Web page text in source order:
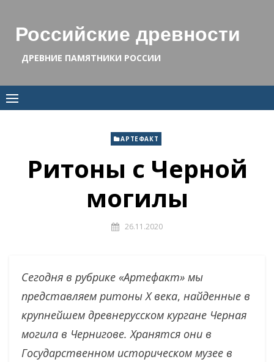
contentРоссийские древности
ДРЕВНИЕ ПАМЯТНИКИ РОССИИ
АРТЕФАКТ
Ритоны с Черной
могилы
26.11.2020
Сегодня в рубрике «Артефакт» мы
представляем ритоны Х века, найденные в
крупнейшем древнерусском кургане Черная
могила в Чернигове. Хранятся они в
Государственном историческом музее в